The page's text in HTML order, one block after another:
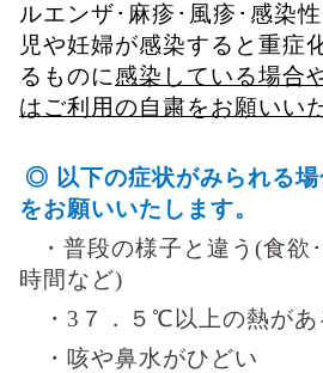
ルエンザ･麻疹･風疹･感染
児や妊婦が感染すると重症
るものに感染している場合
はご利用の自粛をお願いい
◎ 以下の症状がみられる
をお願いいたします。
・普段の様子と違う (食欲
時間など)
・ 3 ７．５℃以上の熱があ
・咳や鼻水がひどい